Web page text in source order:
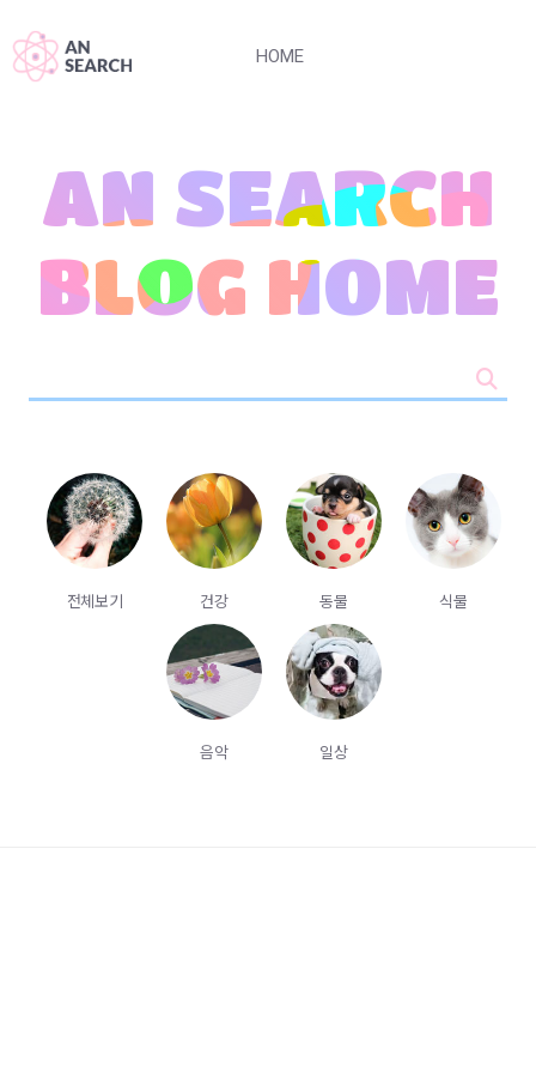
HOME
AN SEARCH
BLOG HOME
전체보기 건강 동물 식물
음악 일상